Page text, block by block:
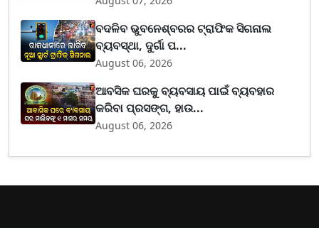
ବଦଳିବ ଭୁବନେଶ୍ବରର ଟ୍ରାଫିକ ସିଗନାଲ
ବ୍ୟବସ୍ଥା, ଦୁର୍ଗା ପ...
August 06, 2026
ଆବସିକ ଘରକୁ ବ୍ୟବସାୟ ପାଇଁ ବ୍ୟବହାର
କରିବା ପ୍ରସଙ୍ଗ, ହାଉ...
August 06, 2026